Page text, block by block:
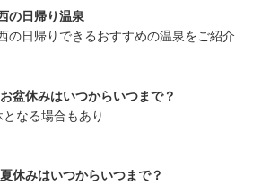
の日帰り温泉
の日帰りできるおすすめの温泉をご紹介
盆休みはいつからいつまで？
なる場合もあり
休みはいつからいつまで？